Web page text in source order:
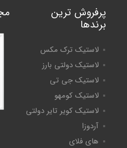
پرفروش ترین
برندها
لاستیک ترک مکس
لاستیک دولتی بارز
لاستیک جی تی
لاستیک کومهو
لاستیک کویر تایر دولتی
آردوزا
های فلای